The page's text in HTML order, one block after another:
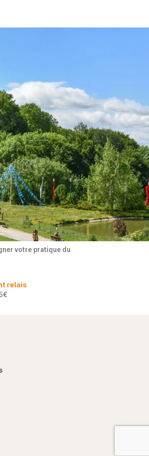
votre pratique du
relais